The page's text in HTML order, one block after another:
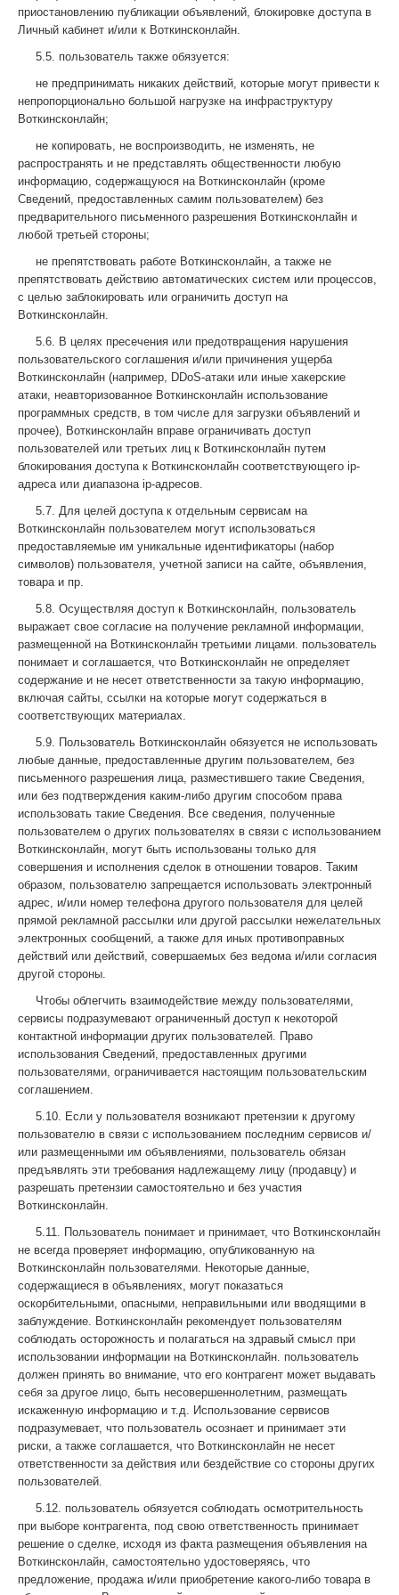
приостановлению публикации объявлений, блокировке доступа в
Личный кабинет и/или к Воткинсконлайн.
5.5. пользователь также обязуется:
не предпринимать никаких действий, которые могут привести к
непропорционально большой нагрузке на инфраструктуру
Воткинсконлайн;
не копировать, не воспроизводить, не изменять, не
распространять и не представлять общественности любую
информацию, содержащуюся на Воткинсконлайн (кроме
Сведений, предоставленных самим пользователем) без
предварительного письменного разрешения Воткинсконлайн и
любой третьей стороны;
не препятствовать работе Воткинсконлайн, а также не
препятствовать действию автоматических систем или процессов,
с целью заблокировать или ограничить доступ на
Воткинсконлайн.
5.6. В целях пресечения или предотвращения нарушения
пользовательского соглашения и/или причинения ущерба
Воткинсконлайн (например, DDoS-атаки или иные хакерские
атаки, неавторизованное Воткинсконлайн использование
программных средств, в том числе для загрузки объявлений и
прочее), Воткинсконлайн вправе ограничивать доступ
пользователей или третьих лиц к Воткинсконлайн путем
блокирования доступа к Воткинсконлайн соответствующего ip-
адреса или диапазона ip-адресов.
5.7. Для целей доступа к отдельным сервисам на
Воткинсконлайн пользователем могут использоваться
предоставляемые им уникальные идентификаторы (набор
символов) пользователя, учетной записи на сайте, объявления,
товара и пр.
5.8. Осуществляя доступ к Воткинсконлайн, пользователь
выражает свое согласие на получение рекламной информации,
размещенной на Воткинсконлайн третьими лицами. пользователь
понимает и соглашается, что Воткинсконлайн не определяет
содержание и не несет ответственности за такую информацию,
включая сайты, ссылки на которые могут содержаться в
соответствующих материалах.
5.9. Пользователь Воткинсконлайн обязуется не использовать
любые данные, предоставленные другим пользователем, без
письменного разрешения лица, разместившего такие Сведения,
или без подтверждения каким-либо другим способом права
использовать такие Сведения. Все сведения, полученные
пользователем о других пользователях в связи с использованием
Воткинсконлайн, могут быть использованы только для
совершения и исполнения сделок в отношении товаров. Таким
образом, пользователю запрещается использовать электронный
адрес, и/или номер телефона другого пользователя для целей
прямой рекламной рассылки или другой рассылки нежелательных
электронных сообщений, а также для иных противоправных
действий или действий, совершаемых без ведома и/или согласия
другой стороны.
Чтобы облегчить взаимодействие между пользователями,
сервисы подразумевают ограниченный доступ к некоторой
контактной информации других пользователей. Право
использования Сведений, предоставленных другими
пользователями, ограничивается настоящим пользовательским
соглашением.
5.10. Если у пользователя возникают претензии к другому
пользователю в связи с использованием последним сервисов и/
или размещенными им объявлениями, пользователь обязан
предъявлять эти требования надлежащему лицу (продавцу) и
разрешать претензии самостоятельно и без участия
Воткинсконлайн.
5.11. Пользователь понимает и принимает, что Воткинсконлайн
не всегда проверяет информацию, опубликованную на
Воткинсконлайн пользователями. Некоторые данные,
содержащиеся в объявлениях, могут показаться
оскорбительными, опасными, неправильными или вводящими в
заблуждение. Воткинсконлайн рекомендует пользователям
соблюдать осторожность и полагаться на здравый смысл при
использовании информации на Воткинсконлайн. пользователь
должен принять во внимание, что его контрагент может выдавать
себя за другое лицо, быть несовершеннолетним, размещать
искаженную информацию и т.д. Использование сервисов
подразумевает, что пользователь осознает и принимает эти
риски, а также соглашается, что Воткинсконлайн не несет
ответственности за действия или бездействие со стороны других
пользователей.
5.12. пользователь обязуется соблюдать осмотрительность
при выборе контрагента, под свою ответственность принимает
решение о сделке, исходя из факта размещения объявления на
Воткинсконлайн, самостоятельно удостоверяясь, что
предложение, продажа и/или приобретение какого-либо товара в